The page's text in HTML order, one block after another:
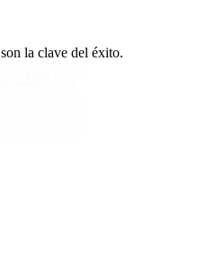
son la clave del éxito.